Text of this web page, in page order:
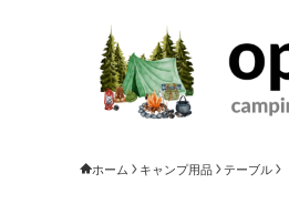
ホーム キャンプ用品 テーブル